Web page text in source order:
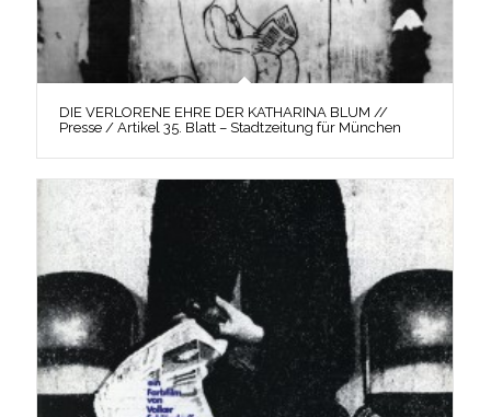
DIE VERLORENE EHRE DER KATHARINA BLUM //
Presse / Artikel 35. Blatt – Stadtzeitung für München